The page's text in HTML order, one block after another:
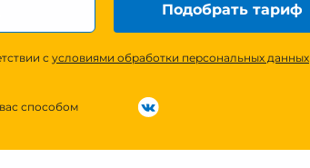
Подобрать тариф
с условиями обработки персональных данных
способом